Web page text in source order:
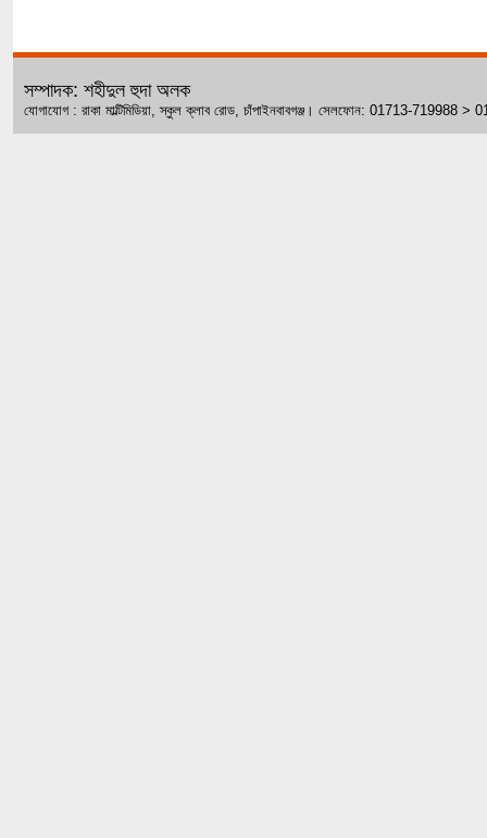
সম্পাদক: শহীদুল হুদা অলক
যোগাযোগ : রাকা মাল্টিমিডিয়া, স্কুল ক্লাব রোড, চাঁপাইনবাবগঞ্জ। সেলফোন: 01713-